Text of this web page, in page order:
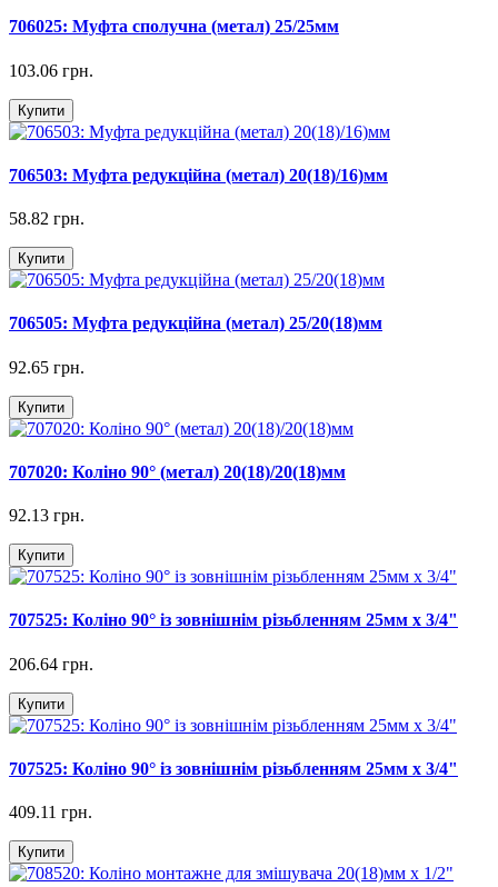
706025: Муфта сполучна (метал) 25/25мм
103.06 грн.
Купити
706503: Муфта редукційна (метал) 20(18)/16)мм
58.82 грн.
Купити
706505: Муфта редукційна (метал) 25/20(18)мм
92.65 грн.
Купити
707020: Коліно 90° (метал) 20(18)/20(18)мм
92.13 грн.
Купити
707525: Коліно 90° із зовнішнім різьбленням 25мм х 3/4"
206.64 грн.
Купити
707525: Коліно 90° із зовнішнім різьбленням 25мм х 3/4"
409.11 грн.
Купити